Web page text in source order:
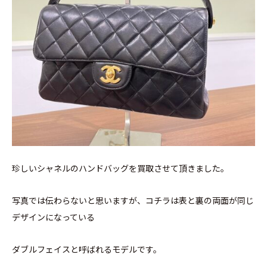
珍しいシャネルのハンドバッグを買取させて頂きました。
写真では伝わらないと思いますが、コチラは表と裏の両面が同じ
デザインになっている
ダブルフェイスと呼ばれるモデルです。